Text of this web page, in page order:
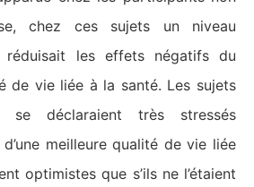
chez ces sujets un niveau
réduisait les effets négatifs du
de vie liée à la santé. Les sujets
se déclaraient très stressés
meilleure qualité de vie liée
optimistes que s’ils ne l’étaient